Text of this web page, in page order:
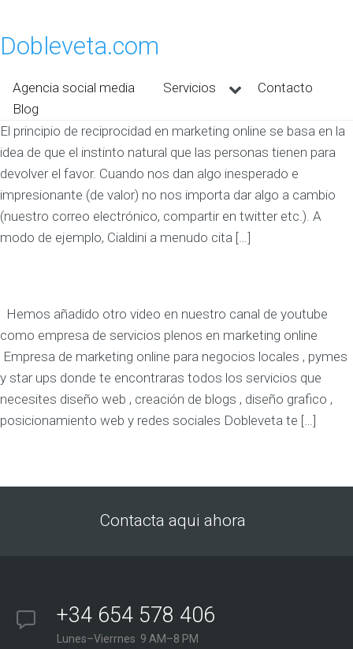
Dobleveta.com
Agencia social media Servicios
Contacto
Blog
El principio de reciprocidad en marketing online se basa en la
idea de que el instinto natural que las personas tienen para
devolver el favor. Cuando nos dan algo inesperado e
impresionante (de valor) no nos importa dar algo a cambio
(nuestro correo electrónico, compartir en twitter etc.). A
modo de ejemplo, Cialdini a menudo cita […]
Hemos añadido otro video en nuestro canal de youtube
como empresa de servicios plenos en marketing online
Empresa de marketing online para negocios locales , pymes
y star ups donde te encontraras todos los servicios que
necesites diseño web , creación de blogs , diseño grafico ,
posicionamiento web y redes sociales Dobleveta te […]
Contacta aqui ahora
+34 654 578 406
Lunes–Vierrnes 9 AM–8 PM